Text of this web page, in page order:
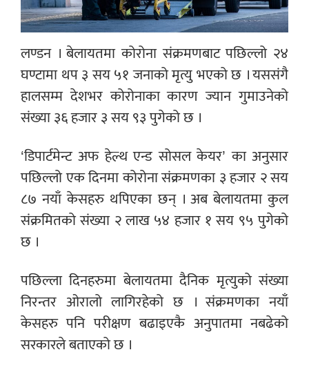
लण्डन । बेलायतमा कोरोना संक्रमणबाट पछिल्लो २४
घण्टामा थप ३ सय ५१ जनाको मृत्यु भएको छ । यससंगै
हालसम्म देशभर कोरोनाका कारण ज्यान गुमाउनेको
संख्या ३६ हजार ३ सय ९३ पुगेको छ ।
‘डिपार्टमेन्ट अफ हेल्थ एन्ड सोसल केयर’ का अनुसार
पछिल्लो एक दिनमा कोरोना संक्रमणका ३ हजार २ सय
८७ नयाँ केसहरु थपिएका छन् । अब बेलायतमा कुल
संक्रमितको संख्या २ लाख ५४ हजार १ सय ९५ पुगेको
छ ।
पछिल्ला दिनहरुमा बेलायतमा दैनिक मृत्युको संख्या
निरन्तर ओरालो लागिरहेको छ । संक्रमणका नयाँ
केसहरु पनि परीक्षण बढाइएकै अनुपातमा नबढेको
सरकारले बताएको छ ।